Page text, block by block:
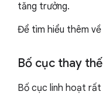
tăng trưởng.
Để tìm hiểu thêm
Bố cục thay thế
Bố cục linh hoạt rất